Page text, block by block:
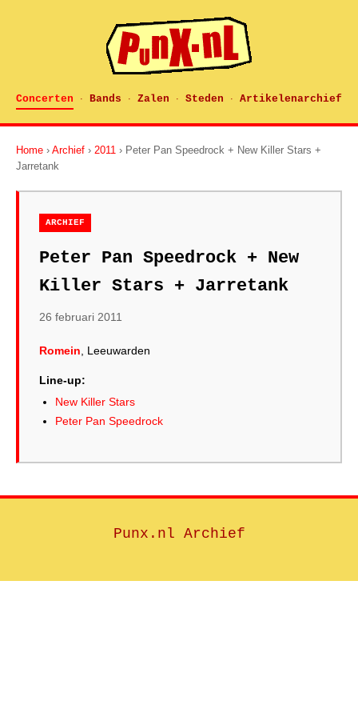
Concerten · Bands · Zalen · Steden · Artikelenarchief
Home › Archief › 2011 › Peter Pan Speedrock + New Killer Stars +
Jarretank
ARCHIEF
Peter Pan Speedrock + New
Killer Stars + Jarretank
26 februari 2011
Romein , Leeuwarden
Line-up:
New Killer Stars
Peter Pan Speedrock
Punx.nl Archief